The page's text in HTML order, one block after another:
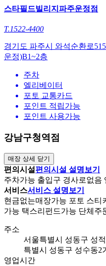
스타필드빌리지파주운정점
T.1522-4400
경기도 파주시 와석순환로
운정)B1~2층
주차
엘리베이터
포토 교통카드
포인트 적립가능
포인트 사용가능
강남구청역점
매장 상세 닫기
편의시설편의시설 설명보기
주차가능 출입구 경사로없음
서비스서비스 설명보기
현금없는매장가능 포토 스티
가능 택스리펀드가능 단체주
주소
서울특별시 성동구 성
특별시 성동구 성수동2
영업시간